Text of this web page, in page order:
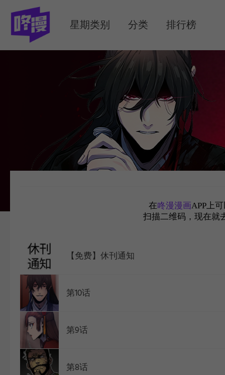
WEBTOON
星期类别 分类 排行榜
在咚漫漫画APP上
扫描二维码，现在就
【免费】休刊通知
第10话
第9话
第8话